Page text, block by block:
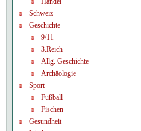
Schweiz
Geschichte
9/11
3.Reich
Allg. Geschichte
Archäologie
Sport
Fußball
Fischen
Gesundheit